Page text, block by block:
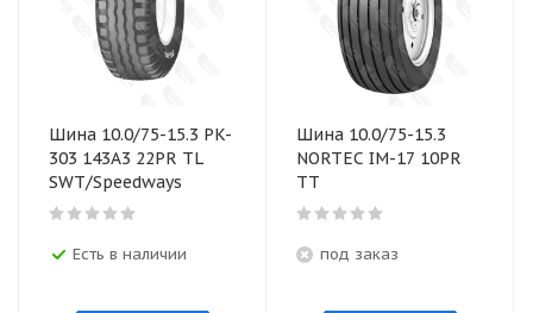
Шина 10.0/75-15.3 PK-
303 143A3 22PR TL
SWT/Speedways
Есть в наличии
Шина 10.0/75-15.3
NORTEC IM-17 10PR
ТТ
под заказ